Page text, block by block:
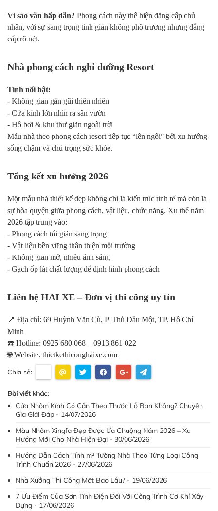
Vì sao vẫn hấp dẫn? Phong cách này thể hiện đẳng cấp chủ
nhân, với sự sang trọng tinh giản không phô trương nhưng đẳng
cấp rõ nét.
Nhà phong cách nghỉ dưỡng Resort
Tính nổi bật:
- Không gian gần gũi thiên nhiên
- Cửa kính lớn nhìn ra sân vườn
- Hồ bơi & khu thư giãn ngoài trời
Mẫu nhà theo phong cách resort tiếp tục “lên ngôi” bởi xu hướng
sống chậm và chú trọng sức khỏe.
Tổng kết xu hướng 2026
Một mẫu nhà thiết kế đẹp không chỉ là kiến trúc tinh tế mà còn là
sự hòa quyện giữa phong cách, vật liệu, chức năng. Xu thế năm
2026 tập trung vào:
- Phong cách tối giản sang trọng
- Vật liệu bền vững thân thiện môi trường
- Không gian mở, nhiều ánh sáng
- Gạch ốp lát chất lượng để định hình phong cách
Liên hệ HAI XE – Đơn vị thi công uy tín
📍 Địa chỉ: 69 Huỳnh Văn Cù, P. Thủ Dầu Một, TP. Hồ Chí
Minh
☎️ Hotline: 0925 680 068 – 0913 861 022
🌐 Website: thietkethiconghaixe.com
Chia sẻ:
Bài viết khác:
Cửa Nhôm Kính Có Cần Theo Thước Lỗ Ban Không? Chuyên
Gia Giải Đáp - 14/07/2026
Màu Nhôm Xingfa Đẹp Được Ưa Chuộng Năm 2026 – Xu
Hướng Mới Cho Nhà Hiện Đại - 30/06/2026
Hướng Dẫn Cách Tính m² Tường Nhà Theo Từng Loại Công
Trình Chuẩn 2026 - 27/06/2026
Nhà Xưởng Thi Công Mất Bao Lâu? - 19/06/2026
7 Ưu Điểm Của Sơn Tĩnh Điện Đối Với Công Trình Cơ Khí Xây
Dựng - 17/06/2026